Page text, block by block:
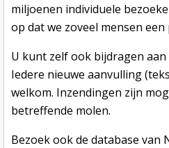
miljoenen individuele
op dat we zoveel mensen
U kunt zelf ook bijdragen
Iedere nieuwe aanvulling
welkom. Inzendingen zijn
betreffende molen.
Bezoek ook de database van